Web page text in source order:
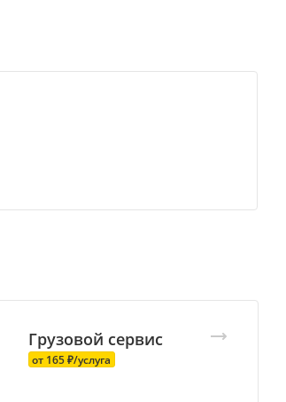
Грузовой сервис
от 165 ₽/услуга